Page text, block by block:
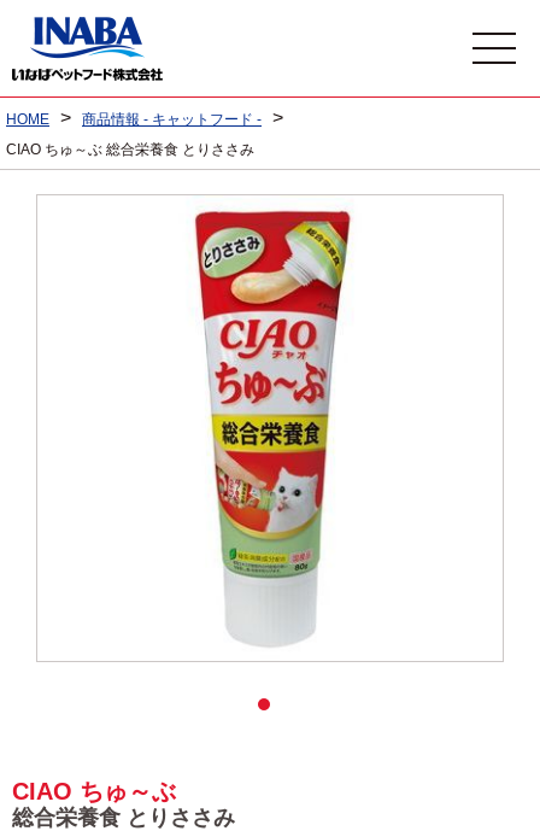
HOME > 商品情報 - キャットフード - >
CIAO ちゅ～ぶ 総合栄養食 とりささみ
CIAO ちゅ～ぶ
総合栄養食 とりささみ